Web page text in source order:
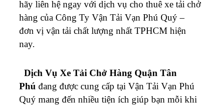
hãy liên hệ ngay với dịch vụ cho thuê xe tải chở
hàng của Công Ty Vận Tải Vạn Phú Quý –
đơn vị vận tải chất lượng nhất TPHCM hiện
nay.
Dịch Vụ Xe Tải Chở Hàng Quận Tân
Phú đang được cung cấp tại Vận Tải Vạn Phú
Quý mang đến nhiều tiện ích giúp bạn mỗi khi